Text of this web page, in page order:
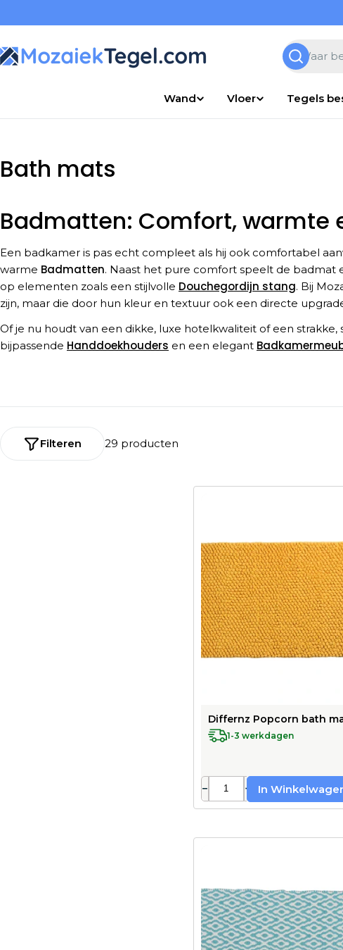
naar
Zoeken
Wand Vloer Tegels
Bath mats
Badmatten: Comfort, warmte
Een badkamer is pas echt compleet als hij ook comfortabel
warme Badmatten. Naast het pure comfort speelt de badmat
op elementen zoals een stijlvolle Douchegordijn stang. Bij
zijn, maar die door hun kleur en textuur ook een directe
Of je nu houdt van een dikke, luxe hotelkwaliteit of een
bijpassende Handdoekhouders en een elegant
29 producten
Filteren
Differnz Popcorn bath
1-3 werkdagen
− + In